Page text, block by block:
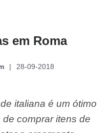
em Roma
28-09-2018
italiana é um ótimo
comprar itens de